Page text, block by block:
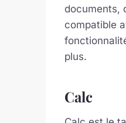
documents,
compatible
plus.
Calc